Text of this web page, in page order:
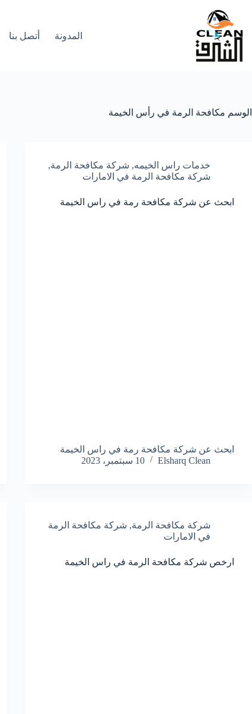
المحتوى
المدونة أتصل بنا
الوسم مكافحة الرمة في رأس الخيمة
خدمات راس الخيمه, شركة مكافحة الرمة,
شركة مكافحة الرمة في الامارات
ابحث عن شركة مكافحة رمة في راس الخيمة
ابحث عن شركة مكافحة رمة في راس الخيمة
Elsharq Clean
10 سبتمبر، 2023
شركة مكافحة الرمة, شركة مكافحة الرمة
في الامارات
ارخص شركة مكافحة الرمة في راس الخيمة